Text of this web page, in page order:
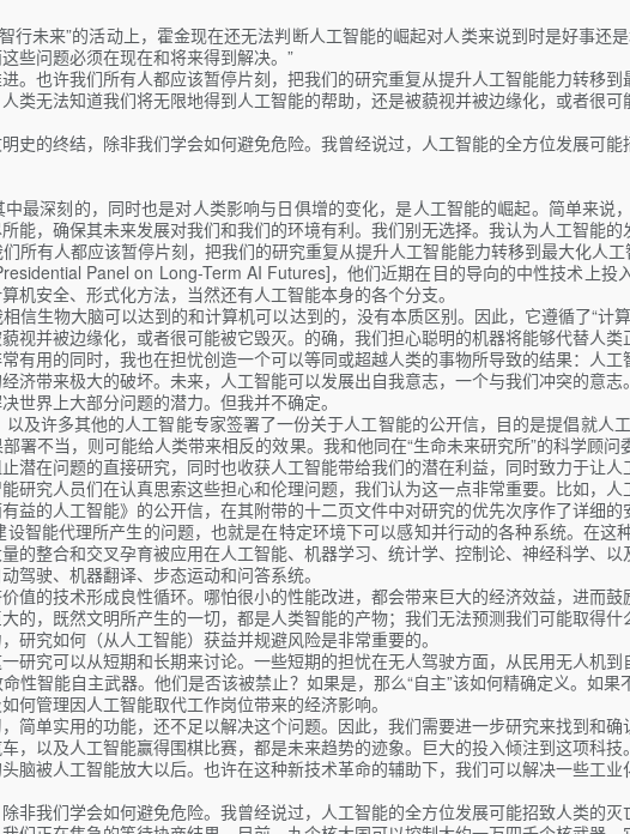
行未来”的活动上，霍金现在还无法判断人工智能的崛起对人类来说到时是好事
些问题必须在现在和将来得到解决。”
。也许我们所有人都应该暂停片刻，把我们的研究重复从提升人工智能能力转移到
类无法知道我们将无限地得到人工智能的帮助，还是被藐视并被边缘化，或者很
史的终结，除非我们学会如何避免危险。我曾经说过，人工智能的全方位发展可
最深刻的，同时也是对人类影响与日俱增的变化，是人工智能的崛起。简单来
能，确保其未来发展对我们和我们的环境有利。我们别无选择。我认为人工智能
所有人都应该暂停片刻，把我们的研究重复从提升人工智能能力转移到最大化人
Panel on Long-Term AI Futures]，他们近期在目的导向的中性技术上
机安全、形式化方法，当然还有人工智能本身的各个分支。
信生物大脑可以达到的和计算机可以达到的，没有本质区别。因此，它遵循了“
视并被边缘化，或者很可能被它毁灭。的确，我们担心聪明的机器将能够代替人类
有用的同时，我也在担忧创造一个可以等同或超越人类的事物所导致的结果：人
济带来极大的破坏。未来，人工智能可以发展出自我意志，一个与我们冲突的意
世界上大部分问题的潜力。但我并不确定。
及许多其他的人工智能专家签署了一份关于人工智能的公开信，目的是提倡就
署不当，则可能给人类带来相反的效果。我和他同在“生命未来研究所”的科学顾
潜在问题的直接研究，同时也收获人工智能带给我们的潜在利益，同时致力于让
研究人员们在认真思索这些担心和伦理问题，我们认为这一点非常重要。比如，
益的人工智能》的公开信，在其附带的十二页文件中对研究的优先次序作了详细的
智能代理所产生的问题，也就是在特定环境下可以感知并行动的各种系统。在
的整合和交叉孕育被应用在人工智能、机器学习、统计学、控制论、神经科学、
驾驶、机器翻译、步态运动和问答系统。
值的技术形成良性循环。哪怕很小的性能改进，都会带来巨大的经济效益，进而
的，既然文明所产生的一切，都是人类智能的产物；我们无法预测我们可能取得
研究如何（从人工智能）获益并规避风险是非常重要的。
研究可以从短期和长期来讨论。一些短期的担忧在无人驾驶方面，从民用无人机
性智能自主武器。他们是否该被禁止？如果是，那么“自主”该如何精确定义。如
何管理因人工智能取代工作岗位带来的经济影响。
简单实用的功能，还不足以解决这个问题。因此，我们需要进一步研究来找到和确
，以及人工智能赢得围棋比赛，都是未来趋势的迹象。巨大的投入倾注到这项科
脑被人工智能放大以后。也许在这种新技术革命的辅助下，我们可以解决一些工
非我们学会如何避免危险。我曾经说过，人工智能的全方位发展可能招致人类的